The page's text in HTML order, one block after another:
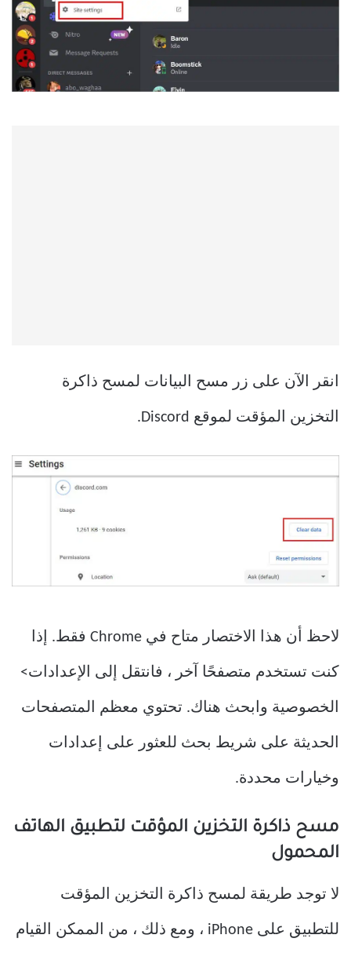
انقر الآن على زر مسح البيانات لمسح ذاكرة
التخزين المؤقت لموقع Discord.
لاحظ أن هذا الاختصار متاح في Chrome فقط. إذا
كنت تستخدم متصفحًا آخر ، فانتقل إلى الإعدادات>
الخصوصية وابحث هناك. تحتوي معظم المتصفحات
الحديثة على شريط بحث للعثور على إعدادات
وخيارات محددة.
مسح ذاكرة التخزين المؤقت لتطبيق الهاتف
المحمول
لا توجد طريقة لمسح ذاكرة التخزين المؤقت
للتطبيق على iPhone ، ومع ذلك ، من الممكن القيام